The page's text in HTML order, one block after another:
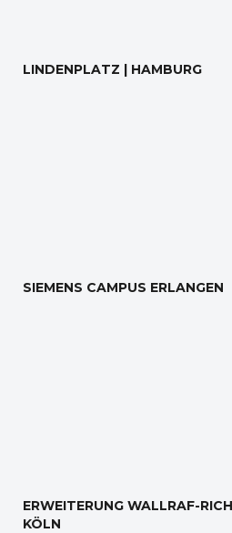
LINDENPLATZ | HAMBURG
SIEMENS CAMPUS ERLANGEN
ERWEITERUNG WALLRAF-
KÖLN